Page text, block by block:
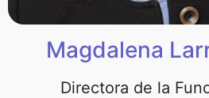
Magdalena
Directora de la